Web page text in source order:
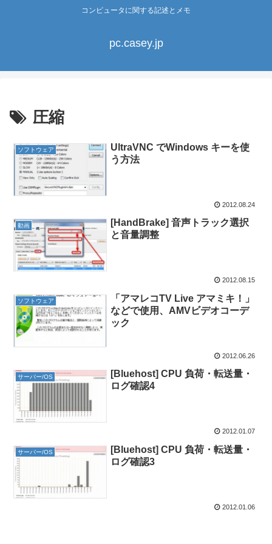
コンピュータに関する記述とメモ
pc.casey.jp
圧縮
ソフトウェア
UltraVNC でWindows キーを使
う方法
2012.08.24
動画
[HandBrake] 音声トラック選択
と音量調整
2012.08.15
ソフトウェア
「アマレコTV Live アマミキ！」
などで使用、AMVビデオコーデ
ック
2012.06.26
サーバー/OS
[Bluehost] CPU 負荷・転送量・
ログ確認4
2012.01.07
サーバー/OS
[Bluehost] CPU 負荷・転送量・
ログ確認3
2012.01.06